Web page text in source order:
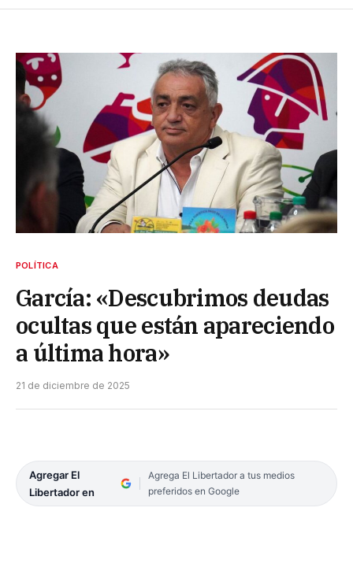
POLÍTICA
García: «Descubrimos deudas
ocultas que están apareciendo
a última hora»
21 de diciembre de 2025
Agregar El
Libertador en
Agrega El Libertador a tus medios
preferidos en Google